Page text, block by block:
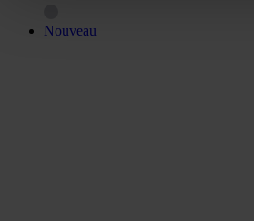
Nouveau